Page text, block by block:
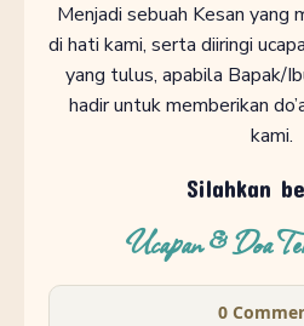
Menjadi sebuah Kesan yang
di hati kami, serta diiringi
yang tulus, apabila Bapak/
hadir untuk memberikan
kami.
Silahkan
Ucapan & Doa
0